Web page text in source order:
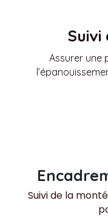
Suivi
Assurer une
Suivi de la